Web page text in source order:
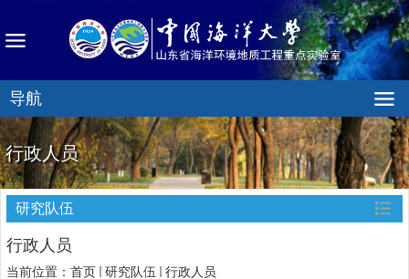
导航
行政人员
研究队伍
行政人员
当前位置： 首页 研究队伍 行政人员